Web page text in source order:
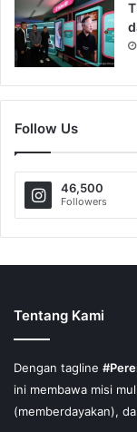
Follow Us
46,500
Followers
Tentang Kami
Dengan tagline
ini membawa misi
(memberdayakan),